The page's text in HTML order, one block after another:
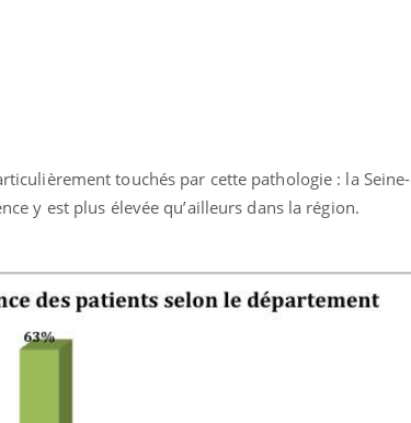
touchés par cette pathologie : la
y est plus élevée qu’ailleurs dans la région.